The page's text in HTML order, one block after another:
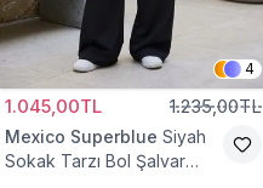
4
1.045,00TL 1.235,00TL
Mexico Superblue Siyah
Sokak Tarzı Bol Şalvar